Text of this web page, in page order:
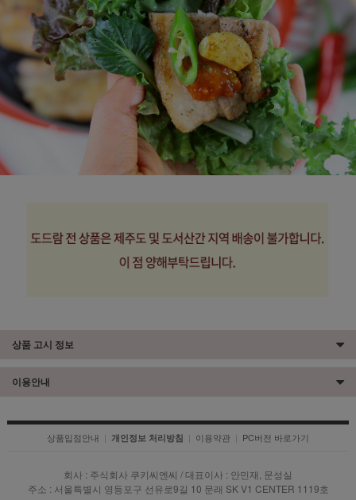
상품 고시 정보
이용안내
상품입점안내 | 개인정보 처리방침 | 이용약관 | PC버전 바로가기
회사 : 주식회사 쿠키씨엔씨 / 대표이사 : 안민재, 문성실
주소 : 서울특별시 영등포구 선유로9길 10 문래 SK V1 CENTER 1119호